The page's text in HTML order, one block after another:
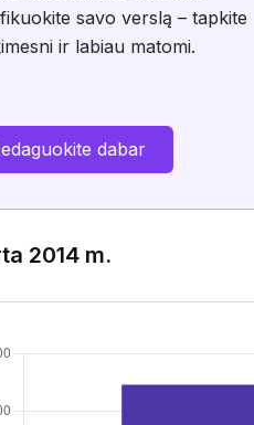
savo verslą – tapkite
ir labiau matomi.
dabar
2014 m.